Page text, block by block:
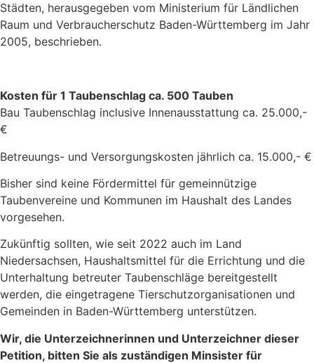
Städten, herausgegeben vom Ministerium für Ländlichen
Raum und Verbraucherschutz Baden-Württemberg im Jahr
2005, beschrieben.
Kosten für 1 Taubenschlag ca. 500 Tauben
Bau Taubenschlag inclusive Innenausstattung ca. 25.000,-
€
Betreuungs- und Versorgungskosten jährlich ca. 15.000,- €
Bisher sind keine Fördermittel für gemeinnützige
Taubenvereine und Kommunen im Haushalt des Landes
vorgesehen.
Zukünftig sollten, wie seit 2022 auch im Land
Niedersachsen, Haushaltsmittel für die Errichtung und die
Unterhaltung betreuter Taubenschläge bereitgestellt
werden, die eingetragene Tierschutzorganisationen und
Gemeinden in Baden-Württemberg unterstützen.
Wir, die Unterzeichnerinnen und Unterzeichner dieser
Petition, bitten Sie als zuständigen Minsister für